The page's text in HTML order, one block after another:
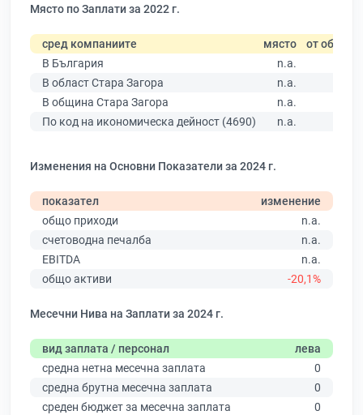
Място по Заплати за 2022 г.
сред компаниите място от общо
В България
n.a.
В област Стара Загора
n.a.
В община Стара Загора
n.a.
По код на икономическа дейност (4690)
n.a.
Изменения на Основни Показатели за 2024 г.
показател
изменение
общо приходи
n.a.
счетоводна печалба
n.a.
EBITDA
n.a.
общо активи
-20,1%
Месечни Нива на Заплати за 2024 г.
вид заплата / персонал
лева
средна нетна месечна заплата
0
средна брутна месечна заплата
0
среден бюджет за месечна заплата
0